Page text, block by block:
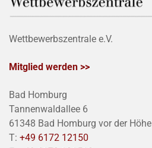
Wettbewerbszentrale e.V.
Mitglied werden >>
Bad Homburg
Tannenwaldallee 6
61348 Bad Homburg vor der Höhe
T: +49 6172 12150